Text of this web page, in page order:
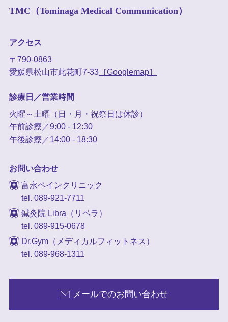
TMC（Tominaga Medical Communication）
アクセス
〒790-0863
愛媛県松山市此花町7-33［Googlemap］
診療日／営業時間
火曜～土曜（日・月・祝祭日は休診）
午前診療／9:00 - 12:30
午後診療／14:00 - 18:30
お問い合わせ
富永ペインクリニック
tel. 089-921-7711
鍼灸院 Libra（リベラ）
tel. 089-915-0678
Dr.Gym（メディカルフィットネス）
tel. 089-968-1311
メールでのお問い合わせ